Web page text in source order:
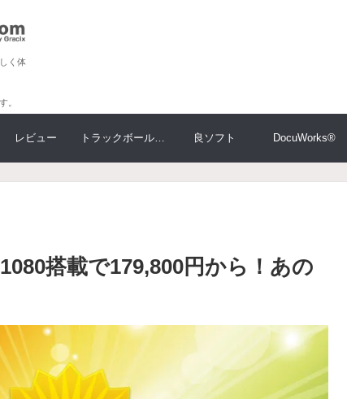
く体
。
レビュー トラックボール大比較 良ソフト DocuWorks®
搭載で179,800円から！あの